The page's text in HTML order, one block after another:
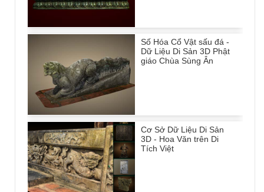
Số Hóa Cổ Vật sấu đá -
Dữ Liệu Di Sản 3D Phật
giáo Chùa Sùng Ân
Cơ Sở Dữ Liệu Di Sản
3D - Hoa Văn trên Di
Tích Việt